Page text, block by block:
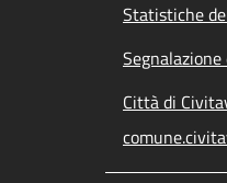
Statistiche
Città di